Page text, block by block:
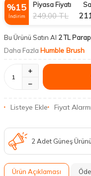
%15
İndirim
Piyasa Fiyatı
249,00TL
Bu Ürünü Satın Al 2 TL
Daha Fazla Humble Brush
Listeye Ekle Fiyat Alarmı
2 Adet Güneş
Ürün Açıklaması